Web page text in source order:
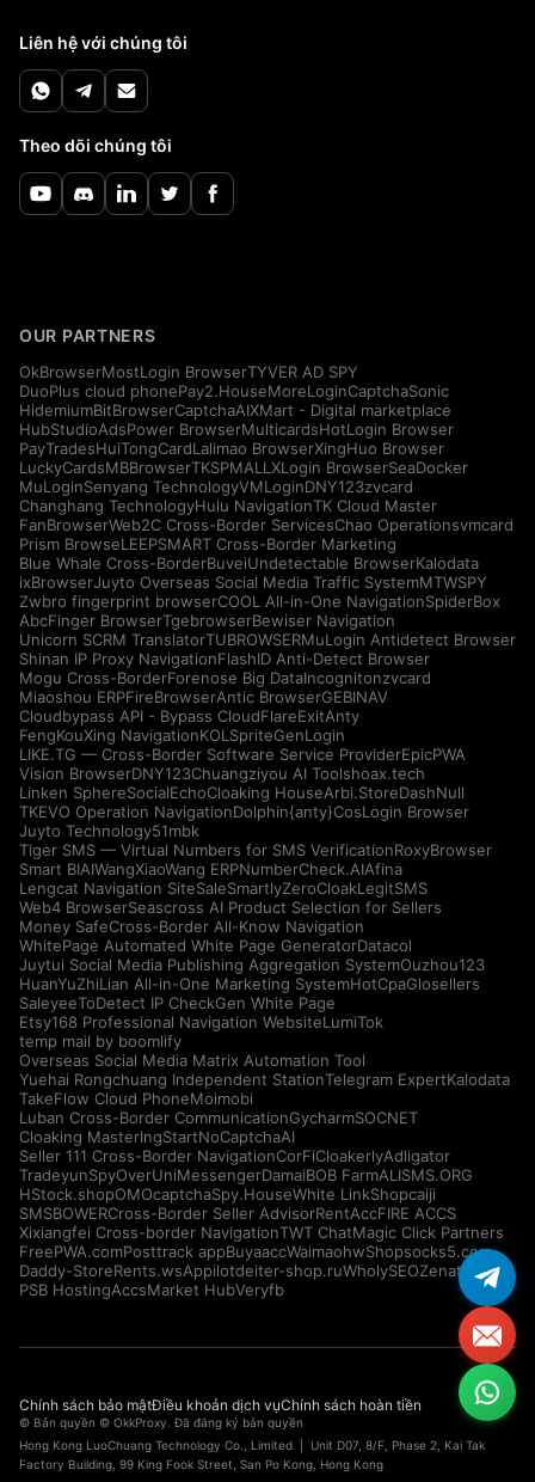
Liên hệ với chúng tôi
Theo dõi chúng tôi
OUR PARTNERS
OkBrowserMostLogin BrowserTYVER AD SPY
DuoPlus cloud phonePay2.HouseMoreLoginCaptchaSonic
HidemiumBitBrowserCaptchaAIXMart - Digital marketplace
HubStudioAdsPower BrowserMulticardsHotLogin Browser
PayTradesHuiTongCardLalimao BrowserXingHuo Browser
LuckyCardsMBBrowserTKSPMALLXLogin BrowserSeaDocker
MuLoginSenyang TechnologyVMLoginDNY123zvcard
Changhang TechnologyHulu NavigationTK Cloud Master
FanBrowserWeb2C Cross-Border ServicesChao Operationsvmcard
Prism BrowseLEEPSMART Cross-Border Marketing
Blue Whale Cross-BorderBuveiUndetectable BrowserKalodata
ixBrowserJuyto Overseas Social Media Traffic SystemMTWSPY
Zwbro fingerprint browserCOOL All-in-One NavigationSpiderBox
AbcFinger BrowserTgebrowserBewiser Navigation
Unicorn SCRM TranslatorTUBROWSERMuLogin Antidetect Browser
Shinan IP Proxy NavigationFlashID Anti-Detect Browser
Mogu Cross-BorderForenose Big DataIncognitonzvcard
Miaoshou ERPFireBrowserAntic BrowserGEBINAV
Cloudbypass API - Bypass CloudFlareExitAnty
FengKouXing NavigationKOLSpriteGenLogin
LIKE.TG — Cross-Border Software Service ProviderEpicPWA
Vision BrowserDNY123Chuangziyou AI Toolshoax.tech
Linken SphereSocialEchoCloaking HouseArbi.StoreDashNull
TKEVO Operation NavigationDolphin{anty}CosLogin Browser
Juyto Technology51mbk
Tiger SMS — Virtual Numbers for SMS VerificationRoxyBrowser
Smart BIAIWangXiaoWang ERPNumberCheck.AIAfina
Lengcat Navigation SiteSaleSmartlyZeroCloakLegitSMS
Web4 BrowserSeascross AI Product Selection for Sellers
Money SafeCross-Border All-Know Navigation
WhitePage Automated White Page GeneratorDatacol
Juytui Social Media Publishing Aggregation SystemOuzhou123
HuanYuZhiLian All-in-One Marketing SystemHotCpaGlosellers
SaleyeeToDetect IP CheckGen White Page
Etsy168 Professional Navigation WebsiteLumiTok
temp mail by boomlify
Overseas Social Media Matrix Automation Tool
Yuehai Rongchuang Independent StationTelegram ExpertKalodata
TakeFlow Cloud PhoneMoimobi
Luban Cross-Border CommunicationGycharmSOCNET
Cloaking MasterIngStartNoCaptchaAI
Seller 111 Cross-Border NavigationCorFiCloakerlyAdligator
TradeyunSpyOverUniMessengerDamaiBOB FarmALISMS.ORG
HStock.shopOMOcaptchaSpy.HouseWhite LinkShopcaiji
SMSBOWERCross-Border Seller AdvisorRentAccFIRE ACCS
Xixiangfei Cross-border NavigationTWT ChatMagic Click Partners
FreePWA.comPosttrack appBuyaaccWaimaohwShopsocks5.com
Daddy-StoreRents.wsAppilotdeiter-shop.ruWholySEOZenattica
PSB HostingAccsMarket HubVeryfb
Chính sách bảo mậtĐiều khoản dịch vụChính sách hoàn tiền
© Bản quyền © OkkProxy. Đã đăng ký bản quyền
Hong Kong LuoChuang Technology Co., Limited | Unit D07, 8/F, Phase 2, Kai Tak
Factory Building, 99 King Fook Street, San Po Kong, Hong Kong